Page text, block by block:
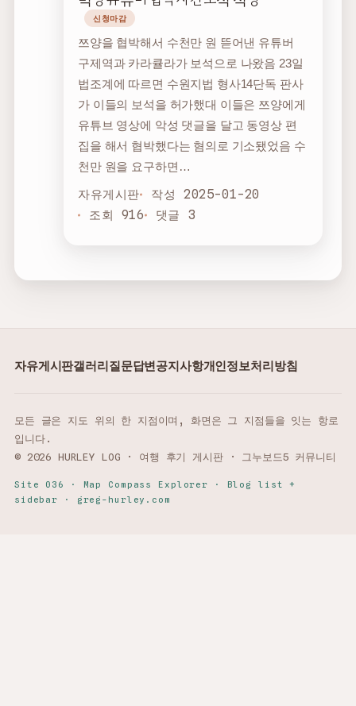
신청마감
쯔양을 협박해서 수천만 원 뜯어낸 유튜버
구제역과 카라큘라가 보석으로 나왔음 23일
법조계에 따르면 수원지법 형사14단독 판사
가 이들의 보석을 허가했대 이들은 쯔양에게
유튜브 영상에 악성 댓글을 달고 동영상 편
집을 해서 협박했다는 혐의로 기소됐었음 수
천만 원을 요구하면…
자유게시판
작성 2025-01-20
조회 916
댓글 3
자유게시판갤러리질문답변공지사항개인정보처리방침
모든 글은 지도 위의 한 지점이며, 화면은 그 지점들을 잇는 항로
입니다.
© 2026 HURLEY LOG · 여행 후기 게시판 · 그누보드5 커뮤니티
Site 036 · Map Compass Explorer · Blog list +
sidebar · greg-hurley.com